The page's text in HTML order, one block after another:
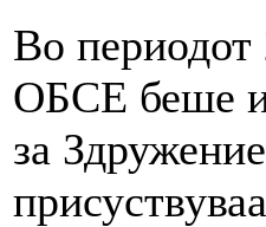
Во периодот
ОБСЕ беше
за